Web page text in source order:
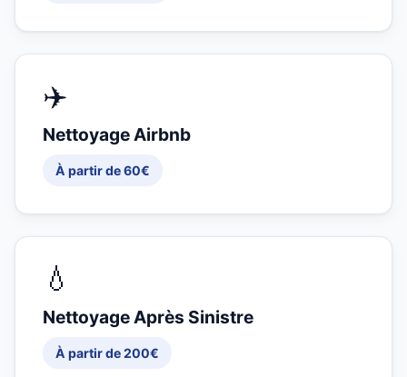
✈️
Nettoyage Airbnb
À partir de 60€
💧
Nettoyage Après Sinistre
À partir de 200€